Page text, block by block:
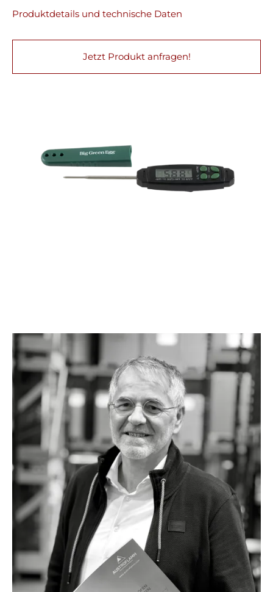
Produktdetails und technische Daten
Jetzt Produkt anfragen!